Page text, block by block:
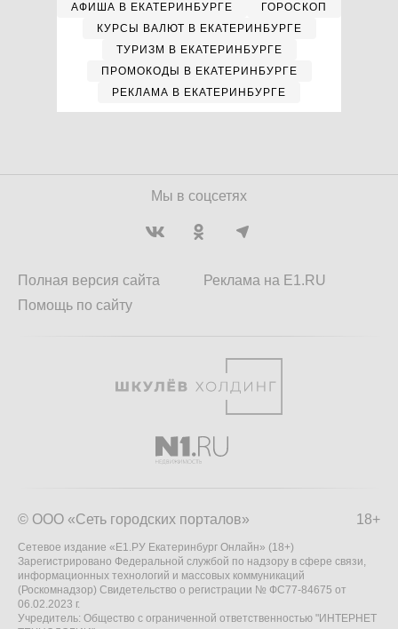
АФИША В ЕКАТЕРИНБУРГЕ
ГОРОСКОП
КУРСЫ ВАЛЮТ В ЕКАТЕРИНБУРГЕ
ТУРИЗМ В ЕКАТЕРИНБУРГЕ
ПРОМОКОДЫ В ЕКАТЕРИНБУРГЕ
РЕКЛАМА В ЕКАТЕРИНБУРГЕ
Мы в соцсетях
Полная версия сайта
Помощь по сайту
Реклама на E1.RU
18+
© ООО «Сеть городских порталов»
Сетевое издание «Е1.РУ Екатеринбург Онлайн» (18+)
Зарегистрировано Федеральной службой по надзору в сфере связи,
информационных технологий и массовых коммуникаций
(Роскомнадзор) Свидетельство о регистрации № ФС77-84675 от
06.02.2023 г.
Учредитель: Общество с ограниченной ответственностью "ИНТЕРНЕТ